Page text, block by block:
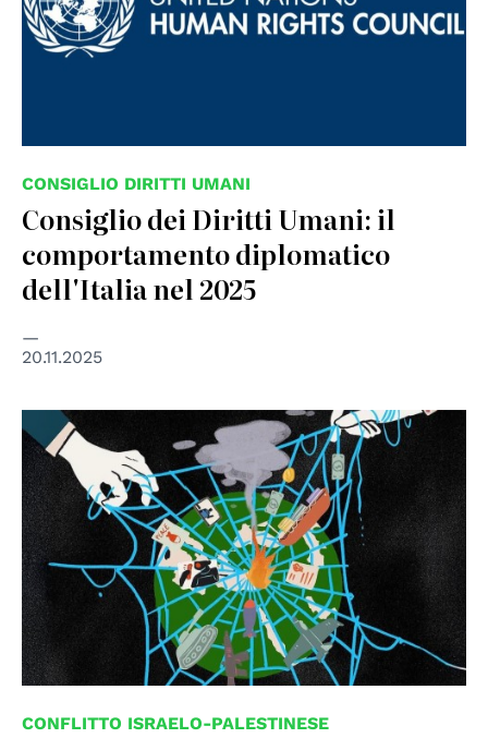
CONSIGLIO DIRITTI UMANI
Consiglio dei Diritti Umani: il
comportamento diplomatico
dell'Italia nel 2025
20.11.2025
© Image made for UN Special Rapporteur on the
Occupied Palestinian Territories by Orbita Creatives
(October 2025)
CONFLITTO ISRAELO-PALESTINESE